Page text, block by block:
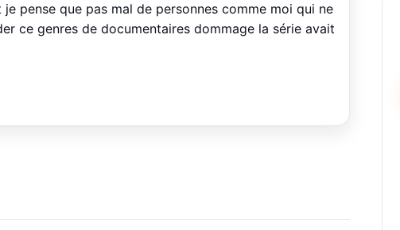
pense que pas mal de personnes comme moi qui ne
ce genres de documentaires dommage la série avait